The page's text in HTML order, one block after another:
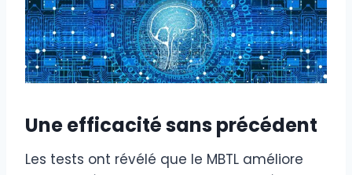
Une efficacité sans précédent
Les tests ont révélé que le MBTL améliore